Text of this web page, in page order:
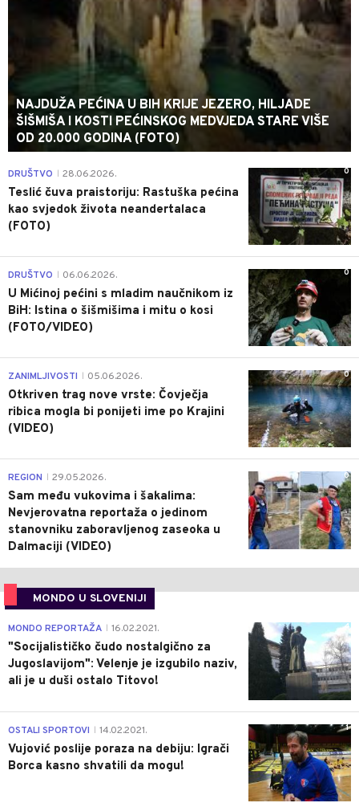
NAJDUŽA PEĆINA U BIH KRIJE JEZERO, HILJADE
ŠIŠMIŠA I KOSTI PEĆINSKOG MEDVJEDA STARE VIŠE
OD 20.000 GODINA (FOTO)
0
DRUŠTVO 28.06.2026.
Teslić čuva praistoriju: Rastuška pećina
kao svjedok života neandertalaca
(FOTO)
0
DRUŠTVO 06.06.2026.
U Mićinoj pećini s mladim naučnikom iz
BiH: Istina o šišmišima i mitu o kosi
(FOTO/VIDEO)
0
ZANIMLJIVOSTI 05.06.2026.
Otkriven trag nove vrste: Čovječja
ribica mogla bi ponijeti ime po Krajini
(VIDEO)
0
REGION 29.05.2026.
Sam među vukovima i šakalima:
Nevjerovatna reportaža o jedinom
stanovniku zaboravljenog zaseoka u
Dalmaciji (VIDEO)
MONDO U SLOVENIJI
4
MONDO REPORTAŽA 16.02.2021.
"Socijalističko čudo nostalgično za
Jugoslavijom": Velenje je izgubilo naziv,
ali je u duši ostalo Titovo!
1
OSTALI SPORTOVI 14.02.2021.
Vujović poslije poraza na debiju: Igrači
Borca kasno shvatili da mogu!